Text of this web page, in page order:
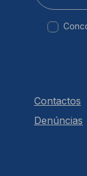
Contactos
Denúncias